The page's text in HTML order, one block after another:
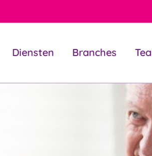
Diensten Branches